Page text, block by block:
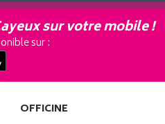
sur votre mobile !
sur :
OFFICINE